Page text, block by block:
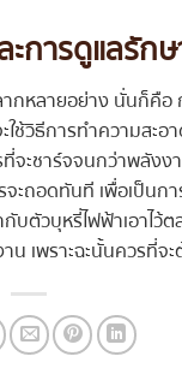
ะการดูแลรั
หลายอย่าง นั่นก็คือ
วิธีการทำความสะอ
ะชาร์จจนกว่าพลังง
จะถอดทันที เพื่อเป็น
วบุหรี่ไฟฟ้าเอาไว้ต
เพราะฉะนั้นควรที่จะ